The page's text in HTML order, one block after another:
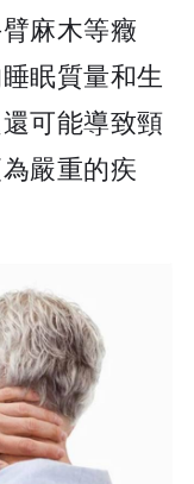
麻木等癥
眠質量和生
可能導致頸
嚴重的疾